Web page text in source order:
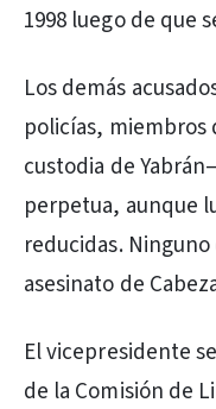
1998 luego de que
Los demás
policías, miembros
custodia de
perpetua, aunque
reducidas.
asesinato de
El vicepresidente
de la Comisión de